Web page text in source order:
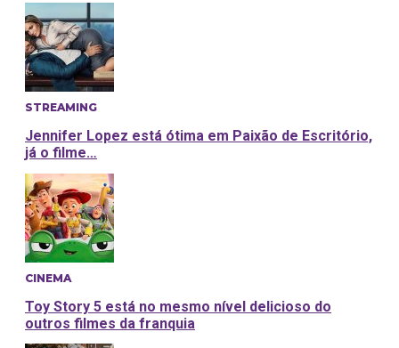
STREAMING
Jennifer Lopez está ótima em Paixão de Escritório,
já o filme…
CINEMA
Toy Story 5 está no mesmo nível delicioso do
outros filmes da franquia